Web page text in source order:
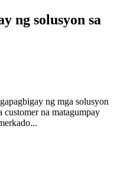
ng solusyon sa
ng mga solusyon
customer na matagumpay